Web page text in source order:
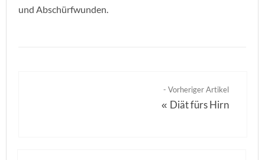
und Abschürfwunden.
- Vorheriger Artikel
« Diät fürs Hirn